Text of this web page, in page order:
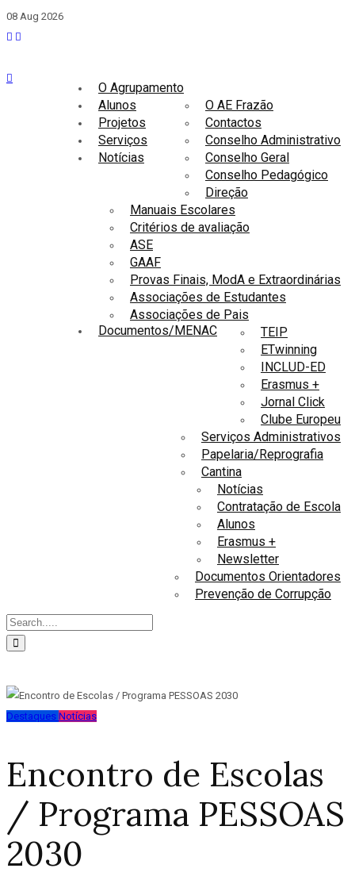
08 Aug 2026
O Agrupamento
O AE Frazão
Contactos
Conselho Administrativo
Conselho Geral
Conselho Pedagógico
Direção
Alunos
Manuais Escolares
Critérios de avaliação
ASE
GAAF
Provas Finais, ModA e Extraordinárias
Associações de Estudantes
Associações de Pais
Projetos
TEIP
ETwinning
INCLUD-ED
Erasmus +
Jornal Click
Clube Europeu
Serviços
Serviços Administrativos
Papelaria/Reprografia
Cantina
Notícias
Notícias
Contratação de Escola
Alunos
Erasmus +
Newsletter
Documentos/MENAC
Documentos Orientadores
Prevenção de Corrupção
Destaques Notícias
Encontro de Escolas
/ Programa PESSOAS
2030